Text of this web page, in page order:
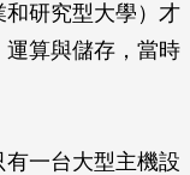
研究型大學）才
算與儲存，當時
一台大型主機設